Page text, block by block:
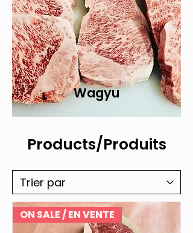
Wagyu
Products/Produits
ON SALE / EN VENTE